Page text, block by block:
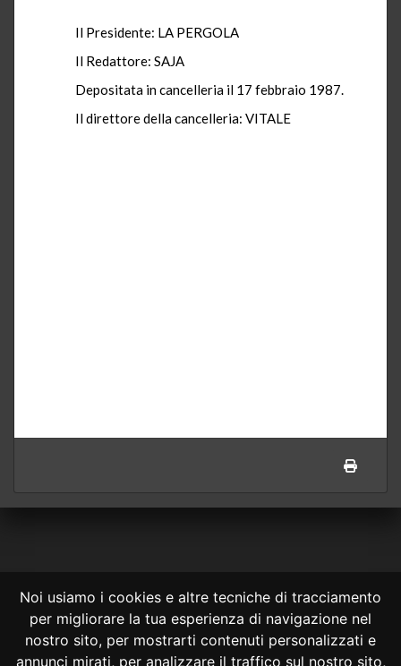
Noi usiamo i cookies e altre tecniche di tracciamento
per migliorare la tua esperienza di navigazione nel
nostro sito, per mostrarti contenuti personalizzati e
annunci mirati, per analizzare il traffico sul nostro sito,
Il Presidente: LA PERGOLA
Il Redattore: SAJA
Depositata in cancelleria il 17 febbraio 1987.
Il direttore della cancelleria: VITALE
CONSULTA ONLINE DAL 1995 -NOTE LEGALI
Consulta OnLine non ha prodotto e non è responsabile per i contenuti e